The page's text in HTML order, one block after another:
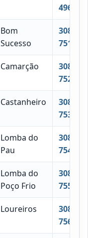
496
Bom
Sucesso
3080-
751
Camarção
3080-
752
Castanheiro
3080-
753
Lomba do
Pau
3080-
754
Lomba do
Poço Frio
3080-
755
Loureiros
3080-
756